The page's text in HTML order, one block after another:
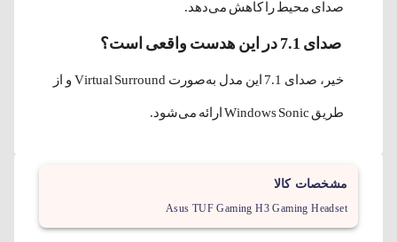
صدای محیط را کاهش می‌دهد.
صدای 7.1 در این هدست واقعی است؟
خیر، صدای 7.1 این مدل به‌صورت Virtual Surround و از
طریق Windows Sonic ارائه می‌شود.
مشخصات کالا
Asus TUF Gaming H3 Gaming Headset